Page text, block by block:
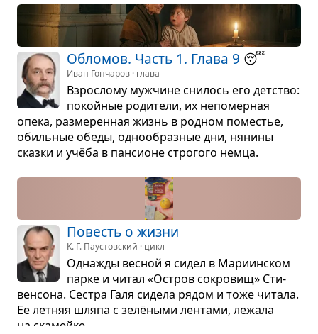
Обло­мов. Часть 1. Глава 9 😴
Иван Гончаров · глава
Взрос­лому муж­чине сни­лось его дет­ство:
покой­ные роди­тели, их непо­мер­ная
опека, раз­ме­рен­ная жизнь в род­ном поме­стье,
обиль­ные обеды, одно­об­раз­ные дни, нянины
сказки и учёба в пан­си­оне стро­гого немца.
Повесть о жизни
К. Г. Паустовский · цикл
Одна­жды вес­ной я сидел в Мари­ин­ском
парке и читал «Остров сокро­вищ» Сти­
вен­сона. Сестра Галя сидела рядом и тоже читала.
Ее лет­няя шляпа с зелё­ными лен­тами, лежала
на ска­мейке...